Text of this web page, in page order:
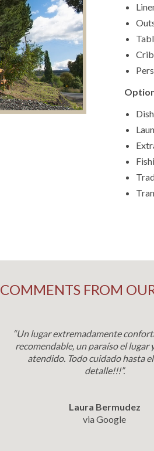
Crib
COMMENTS FROM
“Un lugar extremadamente
recomendable, un paraíso el lugar
atendido. Todo cuidado hasta
detalle!!!”.
Laura Bermudez
via Google